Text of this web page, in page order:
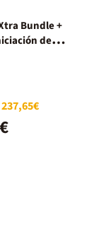
Bundle +
de
237,65€